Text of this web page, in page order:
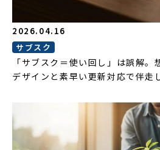
2026.04.16
サブスク
「サブスク＝使い回し」は誤解
デザインと素早い更新対応で伴走